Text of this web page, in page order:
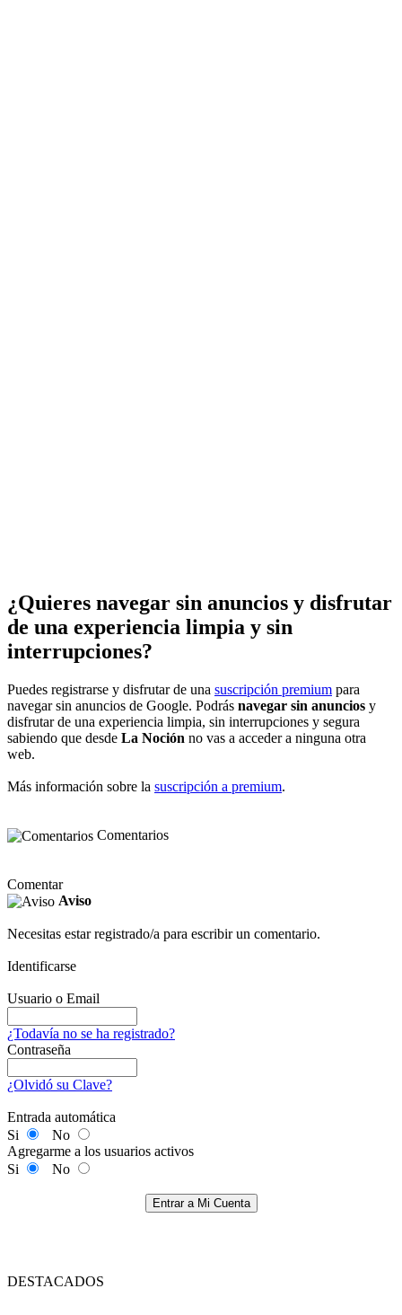
¿Quieres navegar sin anuncios y disfrutar
de una experiencia limpia y sin
interrupciones?
Puedes registrarse y disfrutar de una suscripción premium para
navegar sin anuncios de Google. Podrás navegar sin anuncios y
disfrutar de una experiencia limpia, sin interrupciones y segura
sabiendo que desde La Noción no vas a acceder a ninguna otra
web.
Más información sobre la suscripción a premium.
Comentarios
Comentar
Aviso
Necesitas estar registrado/a para escribir un comentario.
Identificarse
Usuario o Email
¿Todavía no se ha registrado?
Contraseña
¿Olvidó su Clave?
Entrada automática
Si
No
Agregarme a los usuarios activos
Si
No
Entrar a Mi Cuenta
DESTACADOS